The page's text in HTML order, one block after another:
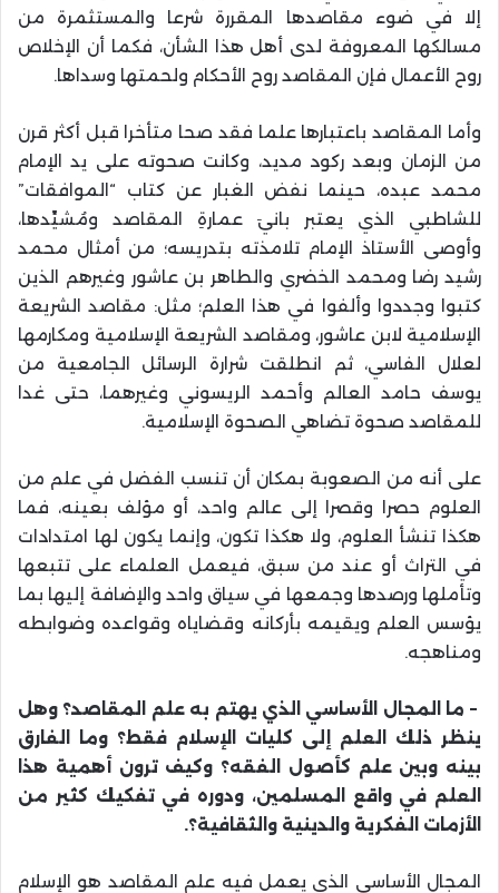
إلا في ضوء مقاصدها المقررة شرعا والمستثمرة من
مسالكها المعروفة لدى أهل هذا الشأن، فكما أن الإخلاص
روح الأعمال فإن المقاصد روح الأحكام ولحمتها وسداها.
وأما المقاصد باعتبارها علما فقد صحا متأخرا قبل أكثر قرن
من الزمان وبعد ركود مديد، وكانت صحوته على يد الإمام
محمد عبده، حينما نفض الغبار عن كتاب “الموافقات”
للشاطبي الذي يعتبر بانيَ عمارةِ المقاصد ومُشيِّدها،
وأوصى الأستاذ الإمام تلامذته بتدريسه؛ من أمثال محمد
رشيد رضا ومحمد الخضري والطاهر بن عاشور وغيرهم الذين
كتبوا وجددوا وألفوا في هذا العلم؛ مثل: مقاصد الشريعة
الإسلامية لابن عاشور، ومقاصد الشريعة الإسلامية ومكارمها
لعلال الفاسي، ثم انطلقت شرارة الرسائل الجامعية من
يوسف حامد العالم وأحمد الريسوني وغيرهما، حتى غدا
للمقاصد صحوة تضاهي الصحوة الإسلامية.
على أنه من الصعوبة بمكان أن تنسب الفضل في علم من
العلوم حصرا وقصرا إلى عالم واحد، أو مؤلف بعينه، فما
هكذا تنشأ العلوم، ولا هكذا تكون، وإنما يكون لها امتدادات
في التراث أو عند من سبق، فيعمل العلماء على تتبعها
وتأملها ورصدها وجمعها في سياق واحد والإضافة إليها بما
يؤسس العلم ويقيمه بأركانه وقضاياه وقواعده وضوابطه
ومناهجه.
– ما المجال الأساسي الذي يهتم به علم المقاصد؟ وهل
ينظر ذلك العلم إلى كليات الإسلام فقط؟ وما الفارق
بينه وبين علم كأصول الفقه؟ وكيف ترون أهمية هذا
العلم في واقع المسلمين، ودوره في تفكيك كثير من
الأزمات الفكرية والدينية والثقافية؟.
المجال الأساسي الذي يعمل فيه علم المقاصد هو الإسلام